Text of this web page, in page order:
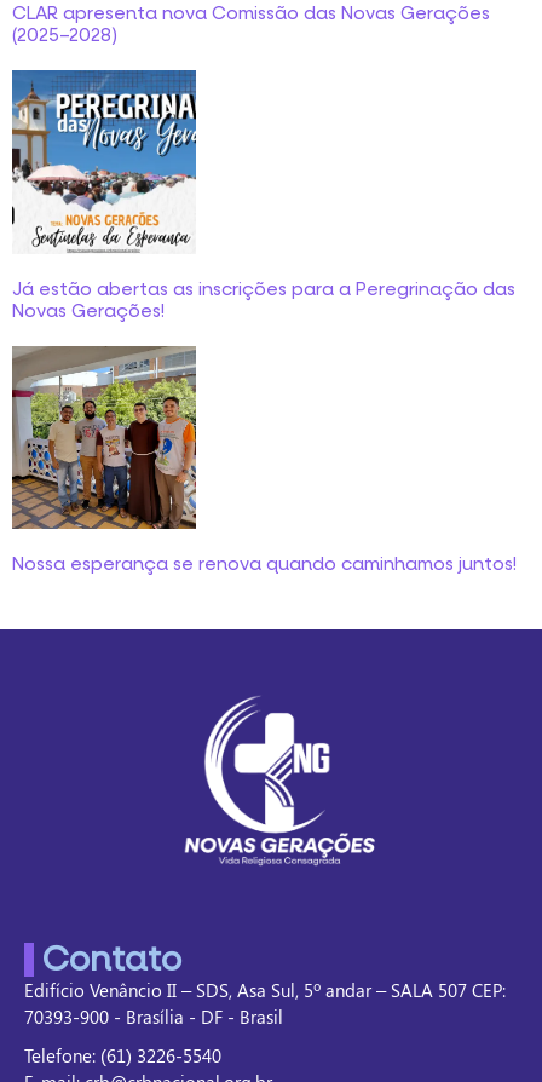
CLAR apresenta nova Comissão das Novas Gerações
(2025–2028)
Já estão abertas as inscrições para a Peregrinação das
Novas Gerações!
Nossa esperança se renova quando caminhamos juntos!
Contato
Edifício Venâncio II – SDS, Asa Sul, 5º andar – SALA 507 CEP:
70393-900 - Brasília - DF - Brasil
Telefone: (61) 3226-5540